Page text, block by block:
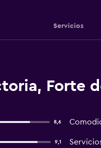
Servicios
Forte
8,6
9,1